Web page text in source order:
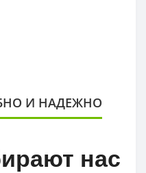
И НАДЕЖНО
нас